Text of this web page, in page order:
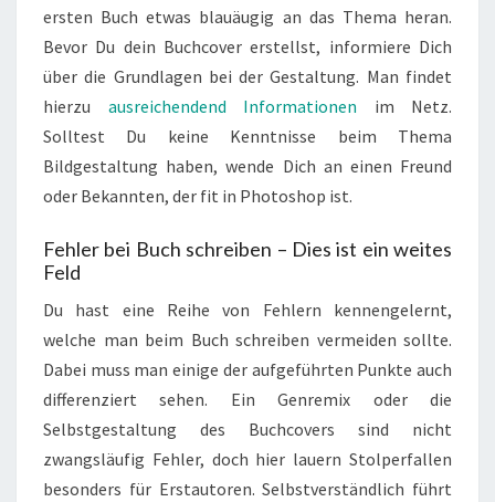
ersten Buch etwas blauäugig an das Thema heran.
Bevor Du dein Buchcover erstellst, informiere Dich
über die Grundlagen bei der Gestaltung. Man findet
hierzu ausreichendend Informationen im Netz.
Solltest Du keine Kenntnisse beim Thema
Bildgestaltung haben, wende Dich an einen Freund
oder Bekannten, der fit in Photoshop ist.
Fehler bei Buch schreiben – Dies ist ein weites
Feld
Du hast eine Reihe von Fehlern kennengelernt,
welche man beim Buch schreiben vermeiden sollte.
Dabei muss man einige der aufgeführten Punkte auch
differenziert sehen. Ein Genremix oder die
Selbstgestaltung des Buchcovers sind nicht
zwangsläufig Fehler, doch hier lauern Stolperfallen
besonders für Erstautoren. Selbstverständlich führt